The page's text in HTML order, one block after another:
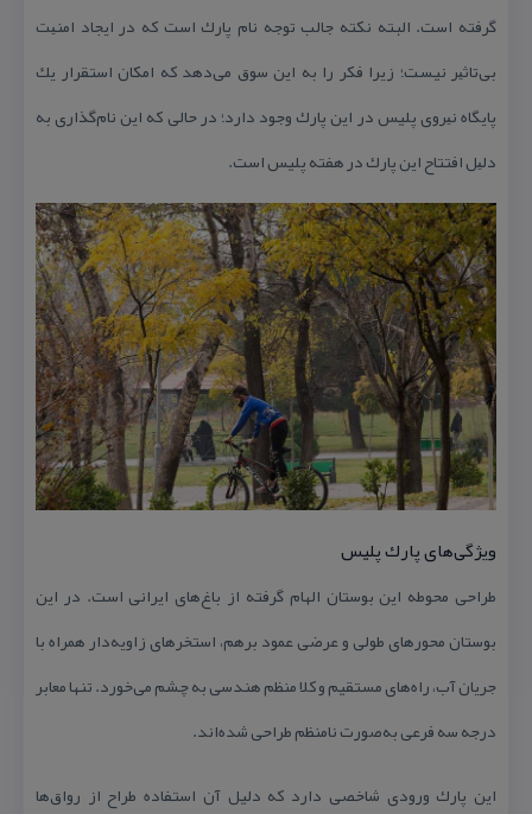
گرفته است. البته نكته‌ جالب توجه نام پارك است كه در اﻳﺠﺎد اﻣﻨﻴﺖ
بی‌تاﺛﻴﺮ نیست؛ زیرا فكر را به اﻳﻦ سوق می‌دهد كه امكان استقرار یك
پاﻳﮕﺎه ﻧﻴﺮوی پلیس در اﻳﻦ پارك وجود دارد؛ در حالی كه اﻳﻦ نام‌گذاری به
دﻟﻴﻞ افتتاح اﻳﻦ پارك در هفته‌ پلیس است.
ویژگی‌های پارك پلیس
طراحی محوطه‌ این بوستان الهام گرفته از باغ‌های ایرانی است. در این
بوستان محور‌های طولی و عرضی عمود برهم، استخر‌های زاویه‌دار همراه با
جریان آب، راه‌های مستقیم و كلا منظم هندسی به چشم می‌خورد. تنها معابر
درجه‌ سه فرعی به‌صورت نامنظم طراحی شده‌‌اند.
اﻳﻦ پارك ورودی شاخصی دارد كه دلیل آن استفاده طراح از رواق‌ها